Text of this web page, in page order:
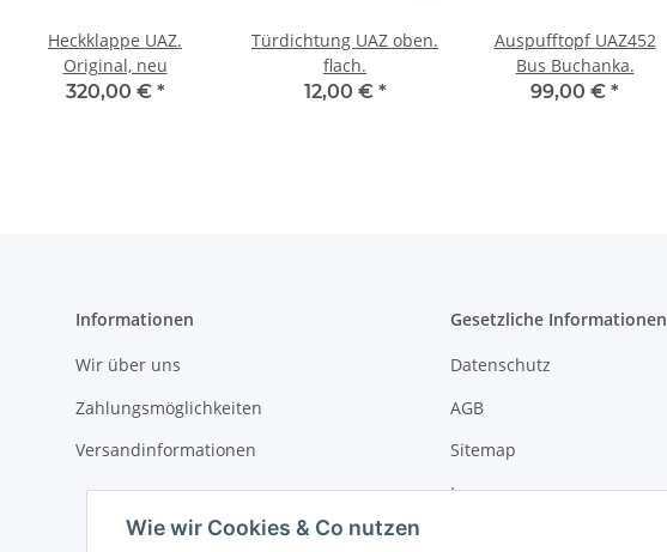
Wie wir Cookies & Co nutzen
Heckklappe UAZ.
Original, neu
320,00 € *
Türdichtung UAZ oben.
flach.
12,00 € *
Auspufftopf UAZ452
Bus Buchanka.
99,00 € *
Informationen
Wir über uns
Zahlungsmöglichkeiten
Versandinformationen
Gesetzliche Informationen
Datenschutz
AGB
Sitemap
Impressum